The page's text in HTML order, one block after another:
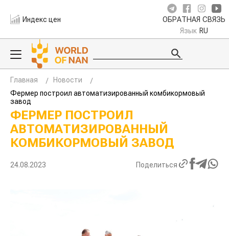
Индекс цен ОБРАТНАЯ СВЯЗЬ
Язык RU
Главная
Новости
Фермер построил автоматизированный комбикормовый
завод
ФЕРМЕР ПОСТРОИЛ
АВТОМАТИЗИРОВАННЫЙ
КОМБИКОРМОВЫЙ ЗАВОД
24.08.2023 Поделиться